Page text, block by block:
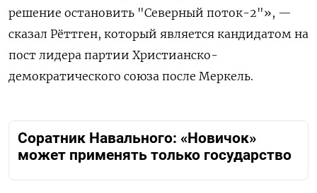
решение остановить "Северный поток-2"», —
сказал Рёттген, который является кандидатом на
пост лидера партии Христианско-
демократического союза после Меркель.
Соратник Навального: «Новичок»
может применять только государство